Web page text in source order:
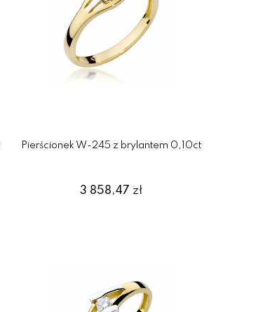
Pierścionek W-245 z brylantem 0,10ct
3 858,47zł